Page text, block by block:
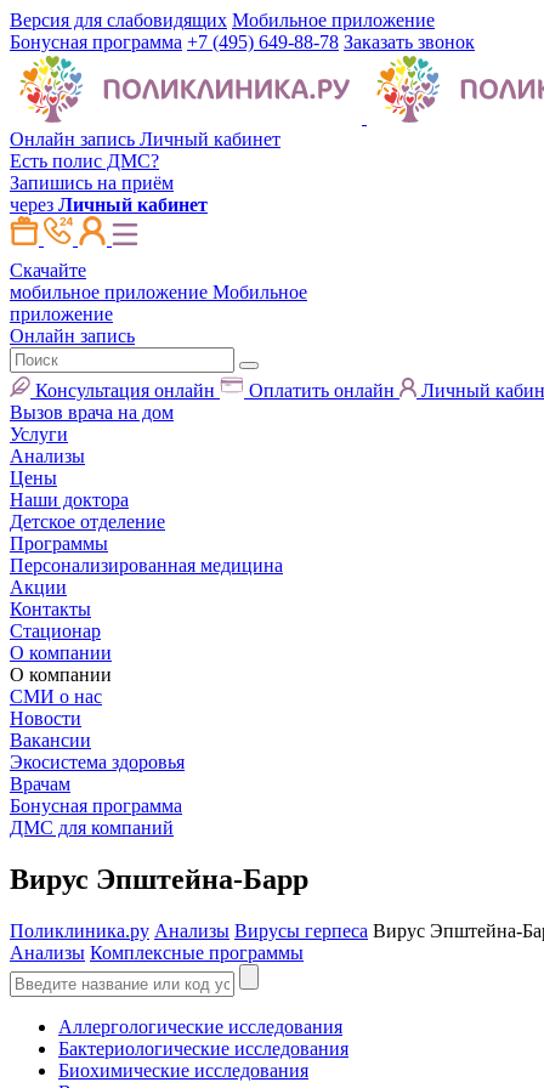
Версия для слабовидящих Мобильное приложение
Бонусная программа +7 (495) 649-88-78 Заказать звонок
Онлайн запись Личный кабинет
Есть полис ДМС?
Запишись на приём
через Личный кабинет
Скачайте
мобильное приложение Мобильное
приложение
Онлайн запись
Консультация онлайн Оплатить онлайн
Личный
Вызов врача на дом
Услуги
Анализы
Цены
Наши доктора
Детское отделение
Программы
Персонализированная медицина
Акции
Контакты
Стационар
О компании
О компании
СМИ о нас
Новости
Вакансии
Экосистема здоровья
Врачам
Бонусная программа
ДМС для компаний
Вирус Эпштейна-Барр
Поликлиника.ру Анализы Вирусы герпеса Вирус Эпштейна-
Анализы Комплексные программы
Аллергологические исследования
Бактериологические исследования
Биохимические исследования